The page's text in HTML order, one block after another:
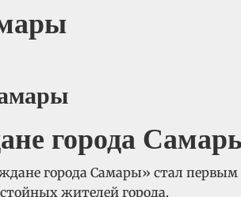
города
города Самары» стал
жителей города.